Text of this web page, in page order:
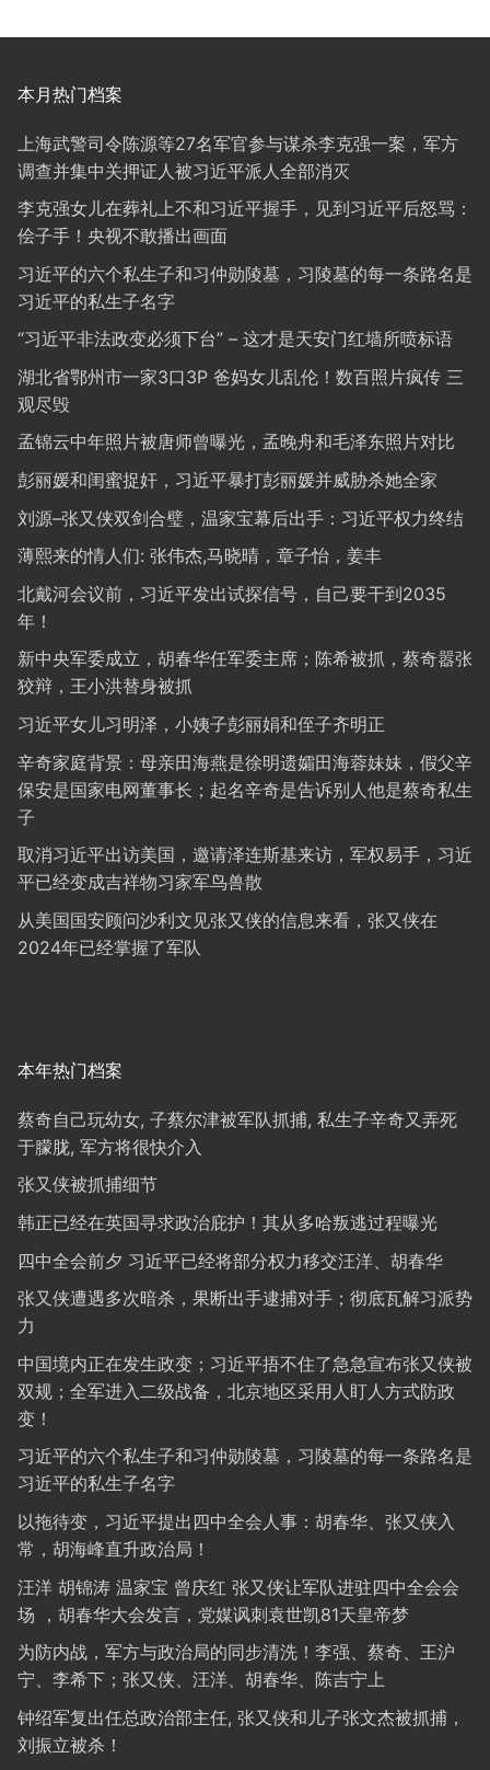
本月热门档案
上海武警司令陈源等27名军官参与谋杀李克强一案，军方
调查并集中关押证人被习近平派人全部消灭
李克强女儿在葬礼上不和习近平握手，见到习近平后怒骂：
侩子手！央视不敢播出画面
习近平的六个私生子和习仲勋陵墓，习陵墓的每一条路名是
习近平的私生子名字
“习近平非法政变必须下台” – 这才是天安门红墙所喷标语
湖北省鄂州市一家3口3P 爸妈女儿乱伦！数百照片疯传 三
观尽毁
孟锦云中年照片被唐师曾曝光，孟晚舟和毛泽东照片对比
彭丽媛和闺蜜捉奸，习近平暴打彭丽媛并威胁杀她全家
刘源–张又侠双剑合璧，温家宝幕后出手：习近平权力终结
薄熙来的情人们: 张伟杰,马晓晴，章子怡，姜丰
北戴河会议前，习近平发出试探信号，自己要干到2035
年！
新中央军委成立，胡春华任军委主席；陈希被抓，蔡奇嚣张
狡辩，王小洪替身被抓
习近平女儿习明泽，小姨子彭丽娟和侄子齐明正
辛奇家庭背景：母亲田海燕是徐明遗孀田海蓉妹妹，假父辛
保安是国家电网董事长；起名辛奇是告诉别人他是蔡奇私生
子
取消习近平出访美国，邀请泽连斯基来访，军权易手，习近
平已经变成吉祥物习家军鸟兽散
从美国国安顾问沙利文见张又侠的信息来看，张又侠在
2024年已经掌握了军队
本年热门档案
蔡奇自己玩幼女, 子蔡尔津被军队抓捕, 私生子辛奇又弄死
于朦胧, 军方将很快介入
张又侠被抓捕细节
韩正已经在英国寻求政治庇护！其从多哈叛逃过程曝光
四中全会前夕 习近平已经将部分权力移交汪洋、胡春华
张又侠遭遇多次暗杀，果断出手逮捕对手；彻底瓦解习派势
力
中国境内正在发生政变；习近平捂不住了急急宣布张又侠被
双规；全军进入二级战备，北京地区采用人盯人方式防政
变！
习近平的六个私生子和习仲勋陵墓，习陵墓的每一条路名是
习近平的私生子名字
以拖待变，习近平提出四中全会人事：胡春华、张又侠入
常，胡海峰直升政治局！
汪洋 胡锦涛 温家宝 曾庆红 张又侠让军队进驻四中全会会
场 ，胡春华大会发言，党媒讽刺袁世凯81天皇帝梦
为防内战，军方与政治局的同步清洗！李强、蔡奇、王沪
宁、李希下；张又侠、汪洋、胡春华、陈吉宁上
钟绍军复出任总政治部主任, 张又侠和儿子张文杰被抓捕，
刘振立被杀！